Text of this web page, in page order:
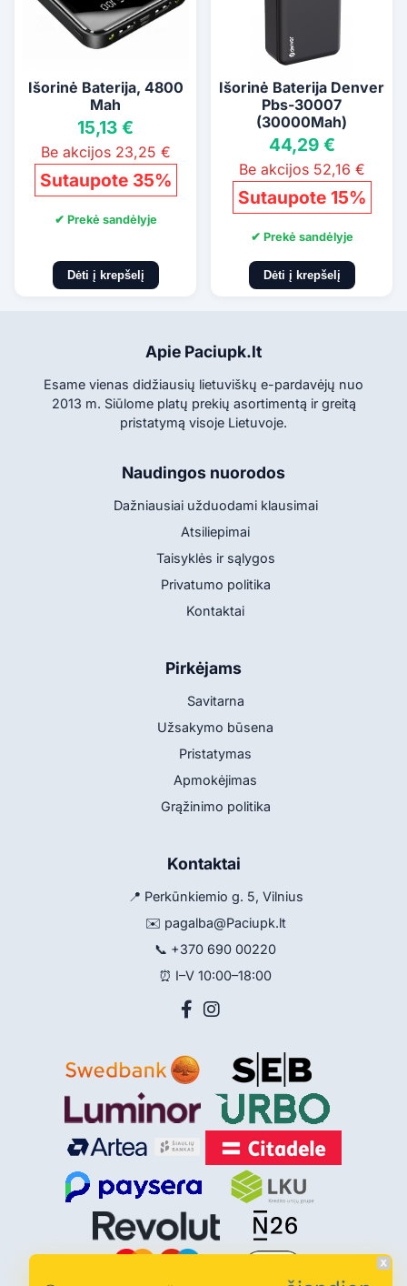
Išorinė Baterija, 4800
Mah
15,13 €
Be akcijos 23,25 €
Sutaupote 35%
✔ Prekė sandėlyje
Dėti į krepšelį
Išorinė Baterija Denver
Pbs-30007
(30000Mah)
44,29 €
Be akcijos 52,16 €
Sutaupote 15%
✔ Prekė sandėlyje
Dėti į krepšelį
Apie Paciupk.lt
Esame vienas didžiausių lietuviškų e-pardavėjų nuo
2013 m. Siūlome platų prekių asortimentą ir greitą
pristatymą visoje Lietuvoje.
Naudingos nuorodos
Dažniausiai užduodami klausimai
Atsiliepimai
Taisyklės ir sąlygos
Privatumo politika
Kontaktai
Pirkėjams
Savitarna
Užsakymo būsena
Pristatymas
Apmokėjimas
Grąžinimo politika
Kontaktai
📍 Perkūnkiemio g. 5, Vilnius
✉️ pagalba@Paciupk.lt
📞 +370 690 00220
⏰ I–V 10:00–18:00